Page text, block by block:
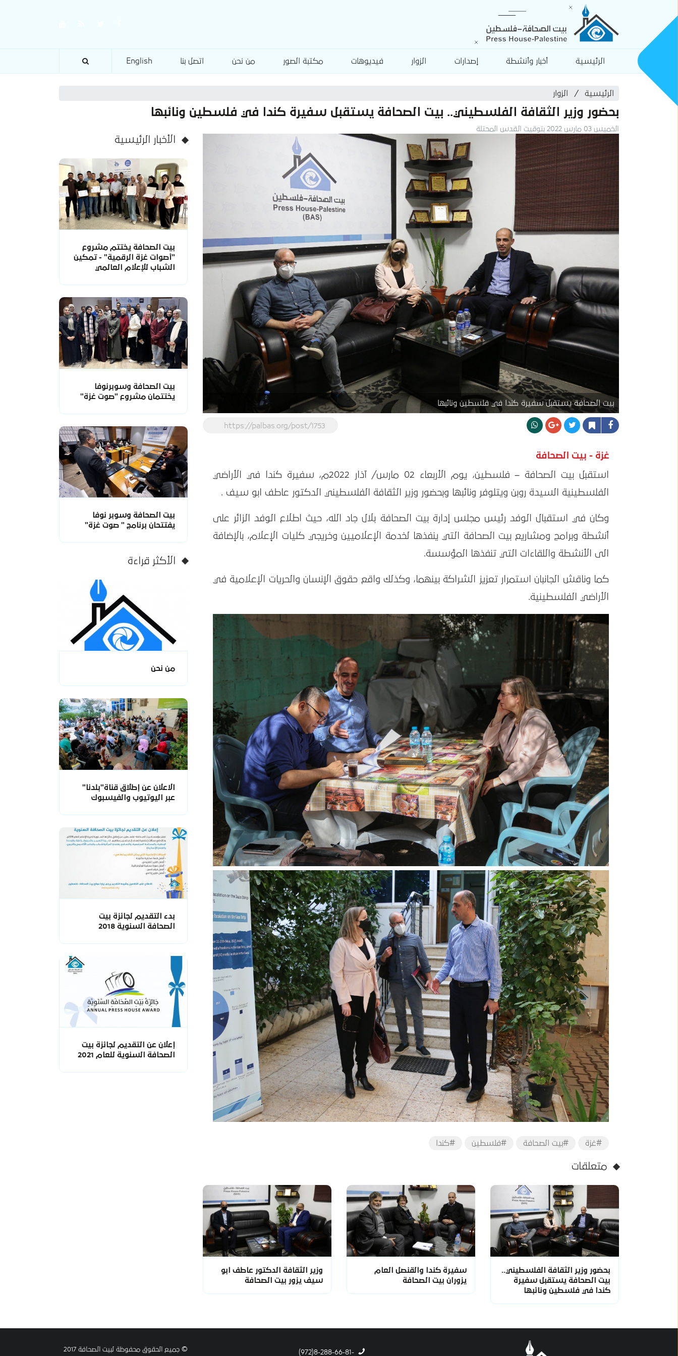
الرئيسية أخبار وأنشطة إصدارات الزوار فيديوهات مكتبة الصور من نحن اتصل بنا English
الرئيسية الزوار
بحضور وزير الثقافة الفلسطيني.. بيت الصحافة يستقبل سفيرة كندا في فلسطين ونائبها
الخميس 03 مارس 2022 بتوقيت القدس المحتلة
بيت الصحافة يستقبل سفيرة كندا في فلسطين ونائبها
https://palbas.org/post/1753
غزة - بيت الصحافة
استقبل بيت الصحافة – فلسطين، يوم الأربعاء 02 مارس/ آذار 2022م، سفيرة كندا في الأراضي
الفلسطينية السيدة روبن ويتلوفر ونائبها وبحضور وزير الثقافة الفلسطيني الدكتور عاطف ابو سيف .
وكان في استقبال الوفد رئيس مجلس إدارة بيت الصحافة بلال جاد الله، حيث اطلاع الوفد الزائر على
أنشطة وبرامج ومشاريع بيت الصحافة التي ينفذها لخدمة الإعلاميين وخريجي كليات الإعلام، بالإضافة
الى الأنشطة واللقاءات التي تنفذها المؤسسة.
كما وناقش الجانبان استمرار تعزيز الشراكة بينهما، وكذلك واقع حقوق الإنسان والحريات الإعلامية في
الأراضي الفلسطينية.
#غزة #بيت الصحافة #فلسطين #كندا
متعلقات
بحضور وزير الثقافة الفلسطيني..
بيت الصحافة يستقبل سفيرة
كندا في فلسطين ونائبها
سفيرة كندا والقنصل العام
يزوران بيت الصحافة
وزير الثقافة الدكتور عاطف ابو
سيف يزور بيت الصحافة
الأخبار الرئيسية
بيت الصحافة يختتم مشروع
"أصوات غزة الرقمية" - تمكين
الشباب للإعلام العالمي
بيت الصحافة وسوبرنوفا
يختتمان مشروع "صوت غزة"
بيت الصحافة وسوبر نوفا
يفتتحان برنامج " صوت غزة"
الأكثر قراءة
من نحن
الاعلان عن إطلاق قناة"بلدنا"
عبر اليوتيوب والفيسبوك
بدء التقديم لجائزة بيت
الصحافة السنوية 2018
إعلان عن التقديم لجائزة بيت
الصحافة السنوية للعام 2021
-8-288-66-81(972) © جميع الحقوق محفوظة لبيت الصحافة 2017